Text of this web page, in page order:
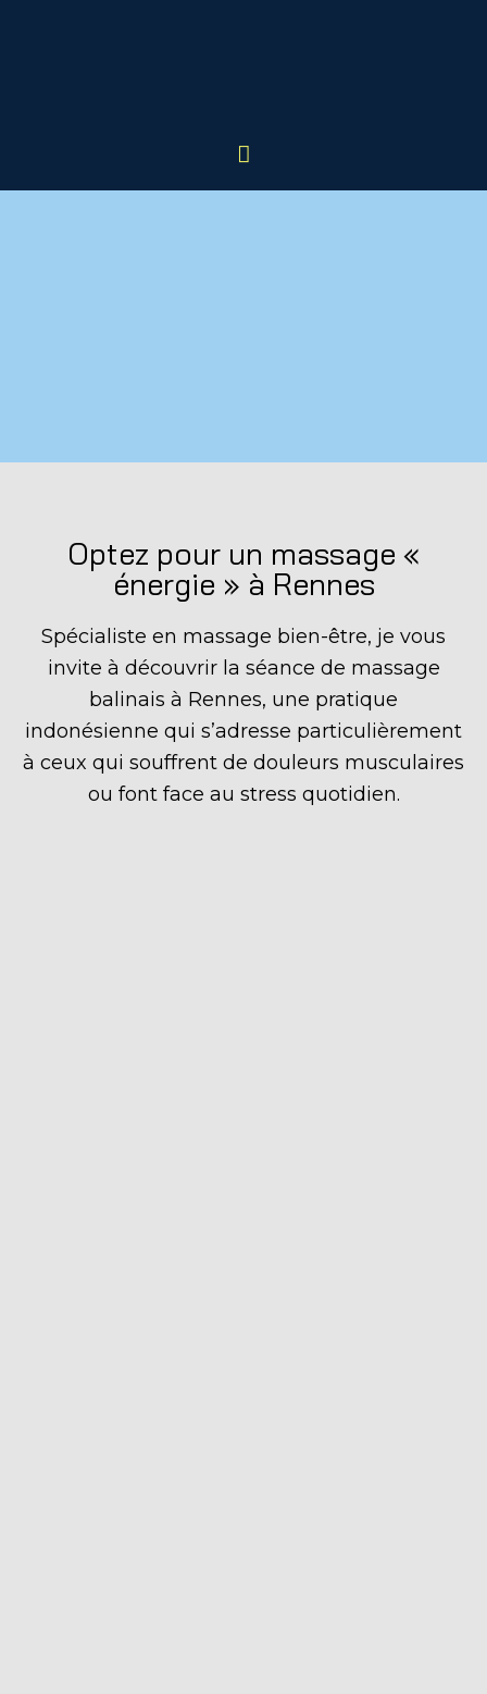
Optez pour un massage «
énergie » à Rennes
Spécialiste en massage bien-être, je vous
invite à découvrir la séance de massage
balinais à Rennes, une pratique
indonésienne qui s’adresse particulièrement
à ceux qui souffrent de douleurs musculaires
ou font face au stress quotidien.